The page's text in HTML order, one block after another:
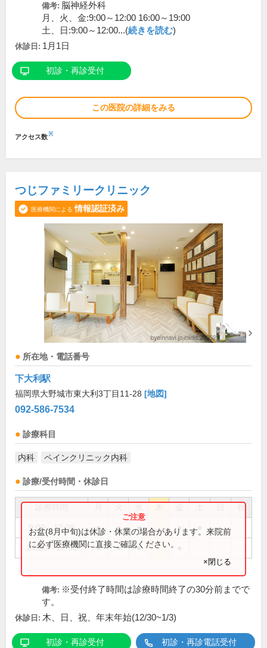
備考: 脳神経外科
月、火、金:9:00～12:00 16:00～19:00
土、日:9:00～12:00...(続きを読む)
休診日: 1月1日
初診・再診受付
この医院の詳細をみる
アクセス数※
つじファミリークリニック
医療機関による 情報認証済み
所在地・電話番号
下大利駅
福岡県大野城市東大利3丁目11-28 [地図]
092-586-7534
診療科目
内科 ペインクリニック内科
診療/受付時間・休診日
祝
9:00～12:30 ● ● ● ●
14:00～17:00 ● ● ●
お盆(8月中旬)は休診・休業の場合があります。来院前
に必ず医療機関に直接ご確認ください。
×閉じる
備考: ※受付終了時間は診療時間終了の30分前までで
す。
休診日: 木、日、祝、年末年始(12/30~1/3)
初診・再診受付 初診・再診電話受付